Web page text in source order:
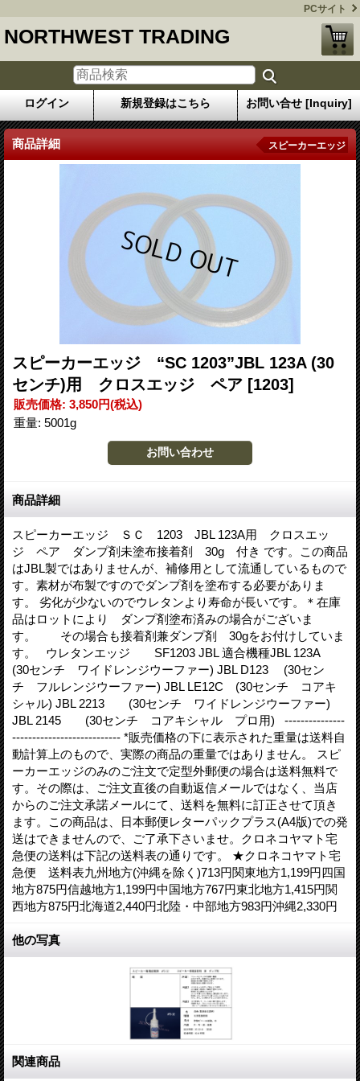
PCサイト
NORTHWEST TRADING
ログイン 新規登録はこちら お問い合せ [Inquiry]
商品詳細 スピーカーエッジ
スピーカーエッジ “SC 1203”JBL 123A (30
センチ)用 クロスエッジ ペア [1203]
販売価格: 3,850円(税込)
重量: 5001g
商品詳細
スピーカーエッジ ＳＣ 1203 JBL 123A用 クロスエッ
ジ ペア ダンプ剤未塗布接着剤 30g 付き です。この商品
はJBL製ではありませんが、補修用として流通しているもので
す。素材が布製ですのでダンプ剤を塗布する必要がありま
す。 劣化が少ないのでウレタンより寿命が長いです。＊在庫
品はロットにより ダンプ剤塗布済みの場合がございま
す。 その場合も接着剤兼ダンプ剤 30gをお付けしていま
す。 ウレタンエッジ SF1203 JBL 適合機種JBL 123A
(30センチ ワイドレンジウーファー) JBL D123 (30セン
チ フルレンジウーファー) JBL LE12C (30センチ コアキ
シャル) JBL 2213 (30センチ ワイドレンジウーファー)
JBL 2145 (30センチ コアキシャル プロ用) ---------------
--------------------------- *販売価格の下に表示された重量は送料自
動計算上のもので、実際の商品の重量ではありません。 スピ
ーカーエッジのみのご注文で定型外郵便の場合は送料無料で
す。その際は、ご注文直後の自動返信メールではなく、当店
からのご注文承諾メールにて、送料を無料に訂正させて頂き
ます。この商品は、日本郵便レターパックプラス(A4版)での発
送はできませんので、ご了承下さいませ。クロネコヤマト宅
急便の送料は下記の送料表の通りです。 ★クロネコヤマト宅
急便 送料表九州地方(沖縄を除く)713円関東地方1,199円四国
地方875円信越地方1,199円中国地方767円東北地方1,415円関
西地方875円北海道2,440円北陸・中部地方983円沖縄2,330円
他の写真
関連商品